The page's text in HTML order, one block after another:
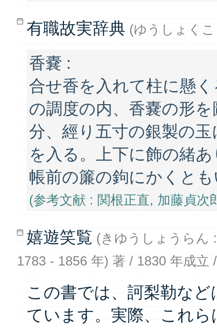
有職故実辞典 (ゆうしょく
香嚢 :
合せ香を入れて柱に懸
の調度の内、香嚢の形
分、經り五寸の銀製の
を入る。上下に飾の緒
帳前の簾の鉤にかくと
(参考文献 : 関根正直, 加藤貞次
嬉遊笑覧 (きゆうしょうらん
1783 - 1856 年) 著 / 1830 年成立
この書では、訶梨勒な
ています。実際、これ